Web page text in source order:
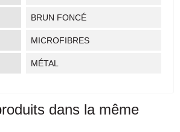
BRUN FONCÉ
MICROFIBRES
MÉTAL
dans la même